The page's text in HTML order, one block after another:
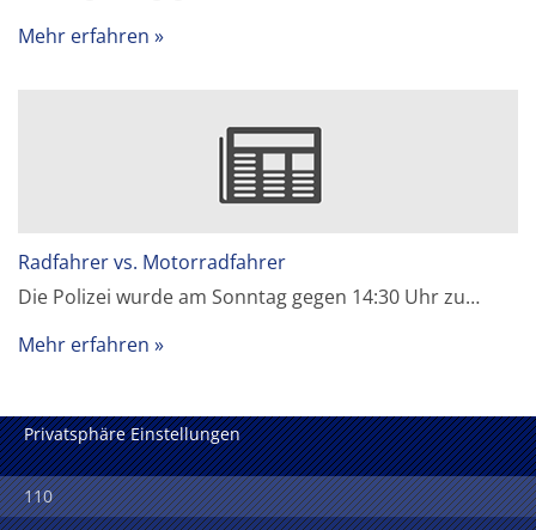
Mehr erfahren
Radfahrer vs. Motorradfahrer
Die Polizei wurde am Sonntag gegen 14:30 Uhr zu…
Mehr erfahren
Privatsphäre Einstellungen
110